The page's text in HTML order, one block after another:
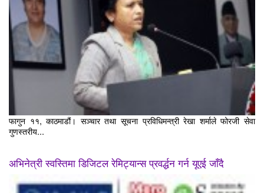
फागुन ११, काठमाडौं। सञ्चार तथा सूचना प्रविधिमन्त्री रेखा शर्माले फोरजी सेवा
गुणस्तरीय...
अभिनेत्री स्वस्तिमा डिजिटल रेमिट्यान्स प्रवर्द्धन गर्न यूएई जाँदै